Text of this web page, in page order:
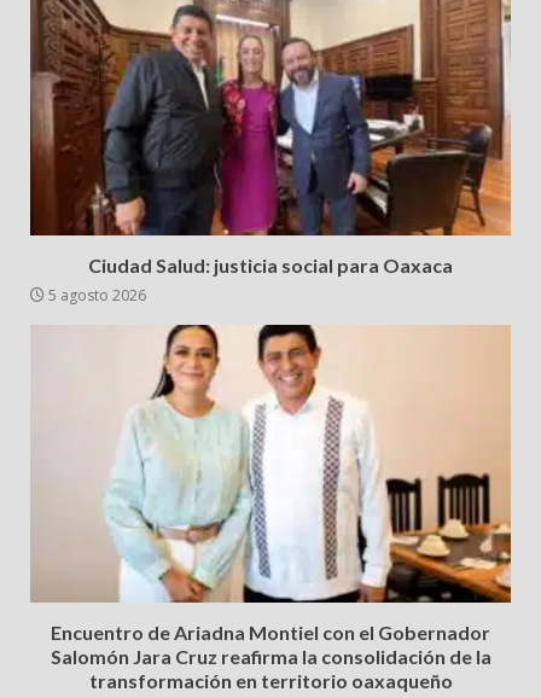
Ciudad Salud: justicia social para Oaxaca
5 agosto 2026
Encuentro de Ariadna Montiel con el Gobernador
Salomón Jara Cruz reafirma la consolidación de la
transformación en territorio oaxaqueño